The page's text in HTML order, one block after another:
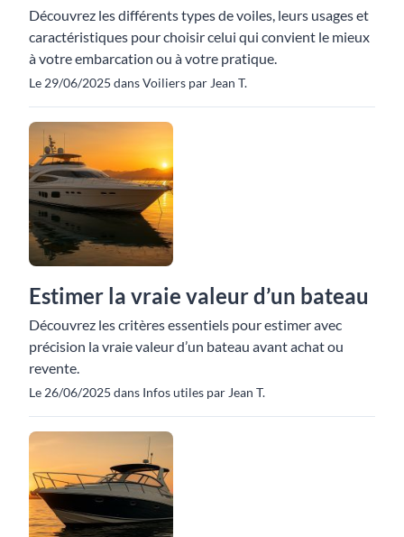
Découvrez les différents types de voiles, leurs usages et
caractéristiques pour choisir celui qui convient le mieux
à votre embarcation ou à votre pratique.
Le 29/06/2025 dans Voiliers par Jean T.
Estimer la vraie valeur d’un bateau
Découvrez les critères essentiels pour estimer avec
précision la vraie valeur d’un bateau avant achat ou
revente.
Le 26/06/2025 dans Infos utiles par Jean T.